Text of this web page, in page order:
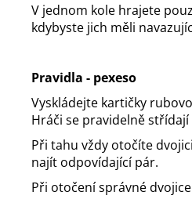
V jednom kole hrajete
kdybyste jich měli
Pravidla - pexeso
Vyskládejte kartičky
Hráči se pravidelně střídají
Při tahu vždy otočíte
najít odpovídající pár.
Při otočení správné